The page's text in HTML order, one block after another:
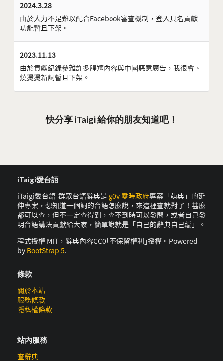
2024.3.28
由於人力不足難以配合Facebook審查機制，登入具名貢獻
功能暫且下架。
2023.11.13
由於貢獻紀錄參雜許多腥羶內容與中國惡意廣告，我很會、
燒燙燙新詞暫且下架。
快分享 iTaigi 給你的朋友知道吧！
iTaigi愛台語
iTaigi愛台語-群眾台語辭典是 g0v 零時政府專案「萌典」的延
伸專案，想知道一個詞的台語怎麼說，來這裡查就對了！甚麼
都可以查，但不一定查得到，查不到時可以發問，或者自己發
明台語講法貢獻給大家，簡單說就是「自己的辭典自己編」。
程式授權 MIT，辭典內容CC0｢不保留權利｣授權。Powered
by BootStrap 5.
條款
關於本站
服務條款
隱私權條款
站內服務
查辭典